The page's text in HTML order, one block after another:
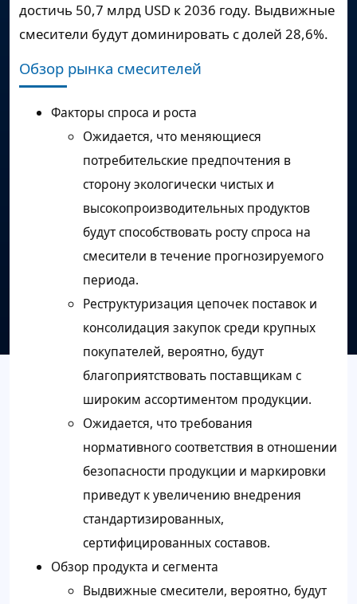
достичь 50,7 млрд USD к 2036 году. Выдвижные
смесители будут доминировать с долей 28,6%.
Обзор рынка смесителей
Факторы спроса и роста
Ожидается, что меняющиеся
потребительские предпочтения в
сторону экологически чистых и
высокопроизводительных продуктов
будут способствовать росту спроса на
смесители в течение прогнозируемого
периода.
Реструктуризация цепочек поставок и
консолидация закупок среди крупных
покупателей, вероятно, будут
благоприятствовать поставщикам с
широким ассортиментом продукции.
Ожидается, что требования
нормативного соответствия в отношении
безопасности продукции и маркировки
приведут к увеличению внедрения
стандартизированных,
сертифицированных составов.
Обзор продукта и сегмента
Выдвижные смесители, вероятно, будут